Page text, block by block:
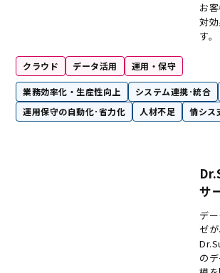
お
対
す。
クラウド データ活用 運用・保守
業務効率化・生産性向上 システム連携･統合
運用保守の自動化･省力化
人材不足 情シス
サ
デ
ゼ
の